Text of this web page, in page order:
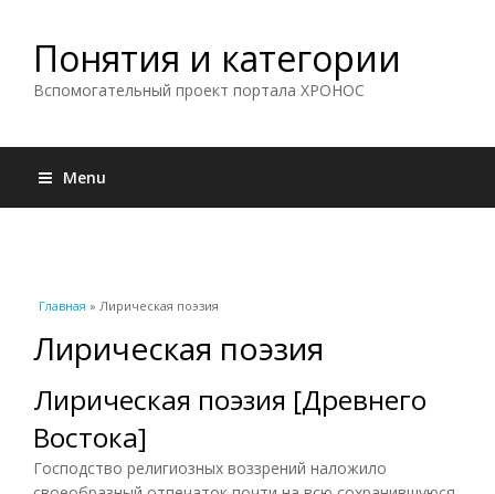
Понятия и категории
Вспомогательный проект портала ХРОНОС
Menu
Вы здесь
Главная » Лирическая поэзия
Лирическая поэзия
Лирическая поэзия [Древнего
Востока]
Господство религиозных воззрений наложило